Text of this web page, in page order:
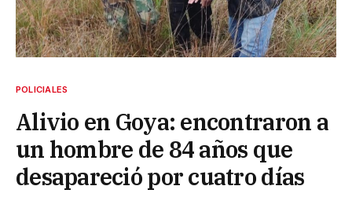
POLICIALES
Alivio en Goya: encontraron a
un hombre de 84 años que
desapareció por cuatro días